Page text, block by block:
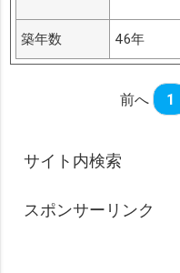
築年数 46年
前へ 1
サイト内検索
スポンサーリンク